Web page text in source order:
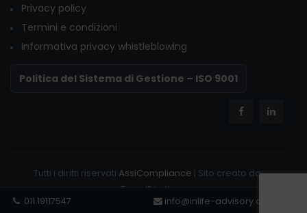
011 19117547 info@inlife-advisory.com
Privacy policy
Termini e condizioni
Informativa privacy whistleblowing
Politica del Sistema di Gestione – ISO 9001
Tutti i diritti riservati AssiCompliance | Sito creato da:
BrandDiretto